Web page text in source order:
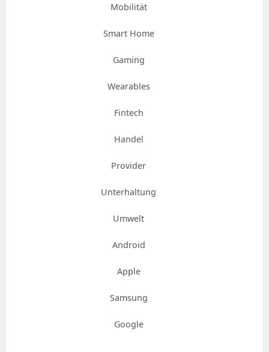
Mobilität
Smart Home
Gaming
Wearables
Fintech
Handel
Provider
Unterhaltung
Umwelt
Android
Apple
Samsung
Google